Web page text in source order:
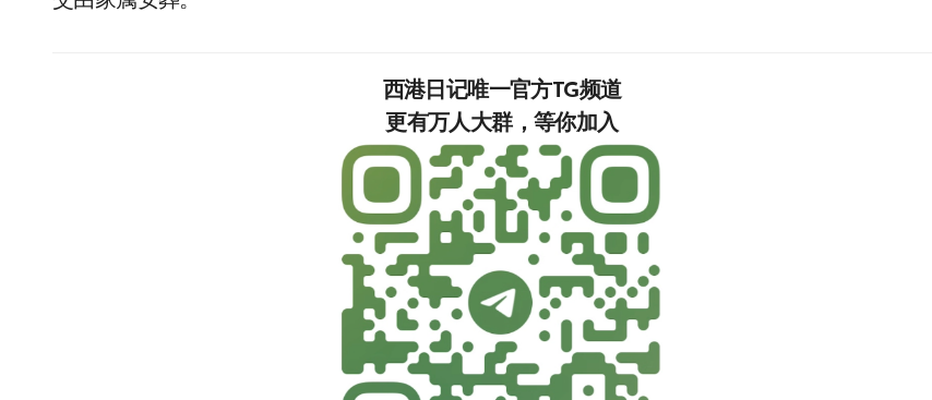
西港日记唯一官方TG频道
更有万人大群，等你加入‍‍‍‍‍‍‍‍‍‍‍‍‍